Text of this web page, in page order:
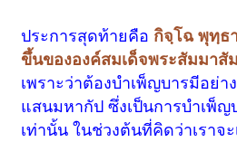
ประการสุดท้ายคือ กิจฺโฉ พุทฺธ
ขึ้นขององค์สมเด็จพระสัมมาสั
เพราะว่าต้องบำเพ็ญบารมีอย่
แสนมหากัป ซึ่งเป็นการบำเพ็ญ
เท่านั้น ในช่วงต้นที่คิดว่าเราจ